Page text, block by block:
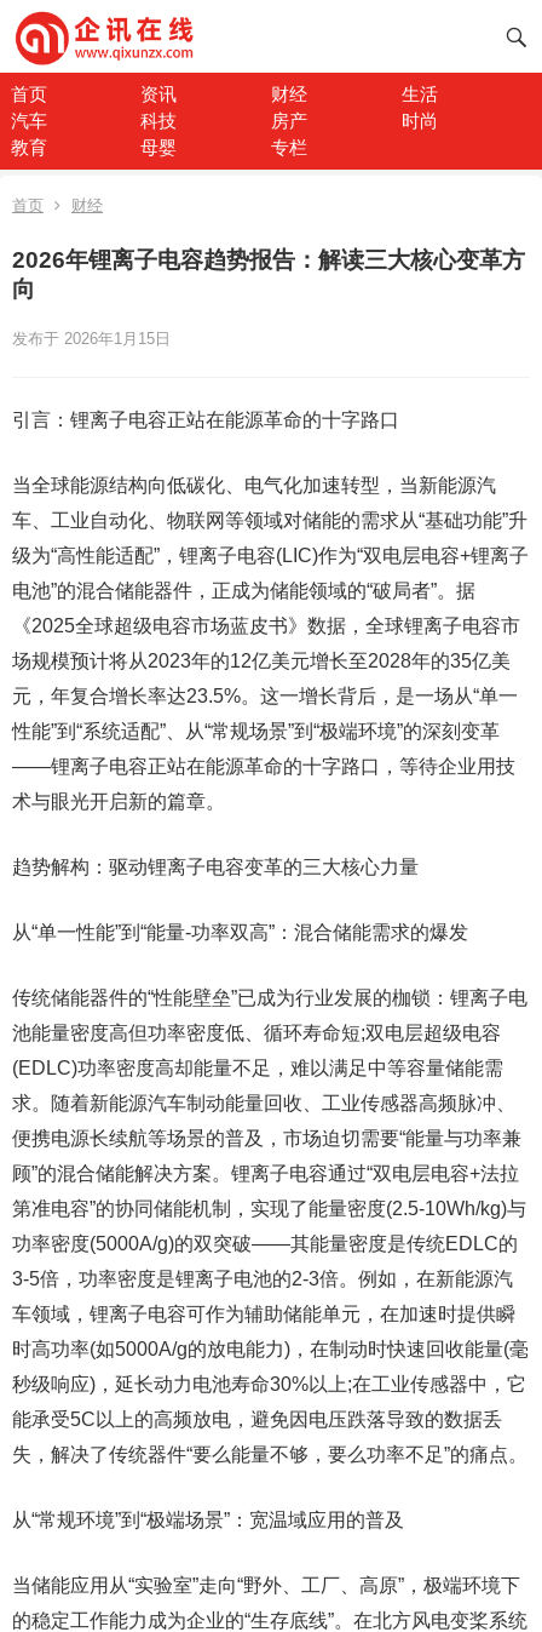
首页 资讯 财经
生活
汽车
科技 房产
时尚
教育
母婴 专栏
首页 财经
2026年锂离子电容趋势报告：解读三大核心变革方
向
发布于 2026年1月15日
引言：锂离子电容正站在能源革命的十字路口
当全球能源结构向低碳化、电气化加速转型，当新能源汽
车、工业自动化、物联网等领域对储能的需求从“基础功能”升
级为“高性能适配”，锂离子电容(LIC)作为“双电层电容+锂离子
电池”的混合储能器件，正成为储能领域的“破局者”。据
《2025全球超级电容市场蓝皮书》数据，全球锂离子电容市
场规模预计将从2023年的12亿美元增长至2028年的35亿美
元，年复合增长率达23.5%。这一增长背后，是一场从“单一
性能”到“系统适配”、从“常规场景”到“极端环境”的深刻变革
——锂离子电容正站在能源革命的十字路口，等待企业用技
术与眼光开启新的篇章。
趋势解构：驱动锂离子电容变革的三大核心力量
从“单一性能”到“能量-功率双高”：混合储能需求的爆发
传统储能器件的“性能壁垒”已成为行业发展的枷锁：锂离子电
池能量密度高但功率密度低、循环寿命短;双电层超级电容
(EDLC)功率密度高却能量不足，难以满足中等容量储能需
求。随着新能源汽车制动能量回收、工业传感器高频脉冲、
便携电源长续航等场景的普及，市场迫切需要“能量与功率兼
顾”的混合储能解决方案。锂离子电容通过“双电层电容+法拉
第准电容”的协同储能机制，实现了能量密度(2.5-10Wh/kg)与
功率密度(5000A/g)的双突破——其能量密度是传统EDLC的
3-5倍，功率密度是锂离子电池的2-3倍。例如，在新能源汽
车领域，锂离子电容可作为辅助储能单元，在加速时提供瞬
时高功率(如5000A/g的放电能力)，在制动时快速回收能量(毫
秒级响应)，延长动力电池寿命30%以上;在工业传感器中，它
能承受5C以上的高频放电，避免因电压跌落导致的数据丢
失，解决了传统器件“要么能量不够，要么功率不足”的痛点。
从“常规环境”到“极端场景”：宽温域应用的普及
当储能应用从“实验室”走向“野外、工厂、高原”，极端环境下
的稳定工作能力成为企业的“生存底线”。在北方风电变桨系统